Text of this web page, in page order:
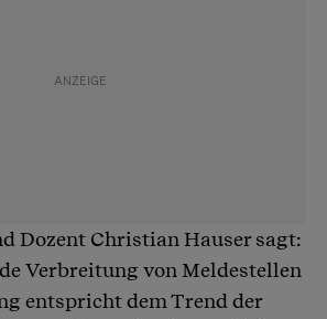
Dozent Christian Hauser sagt:
Verbreitung von Meldestellen
entspricht dem Trend der